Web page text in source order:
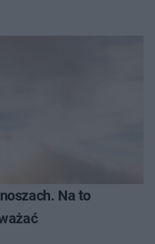
Na to